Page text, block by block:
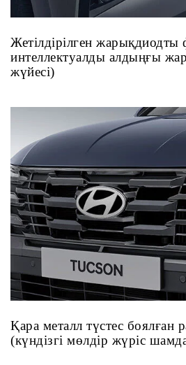
Жетілдірілген жарықдиодты
интеллектуалды алдыңғы
жүйесі)
Қара металл түстес боялған
(күндізгі мөлдір жүріс